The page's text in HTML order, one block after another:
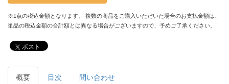
※1点の税込金額となります。 複数の商品をご購入いただいた場合のお支払金額は、
単品の税込金額の合計額とは異なる場合がございますので、予めご了承ください。
ポスト
概要 目次 問い合わせ